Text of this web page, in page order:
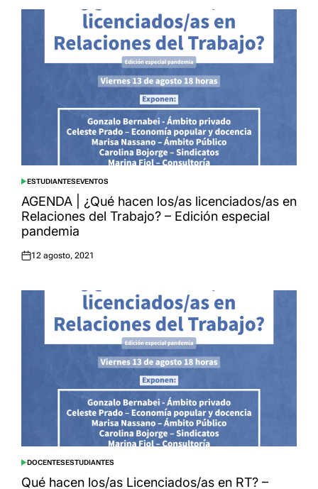
POSTED
IN
ESTUDIANTESEVENTOS
AGENDA | ¿Qué hacen los/as licenciados/as en
Relaciones del Trabajo? – Edición especial
pandemia
Posted
12 agosto, 2021
POSTED
IN
DOCENTESESTUDIANTES
Qué hacen los/as Licenciados/as en RT? –